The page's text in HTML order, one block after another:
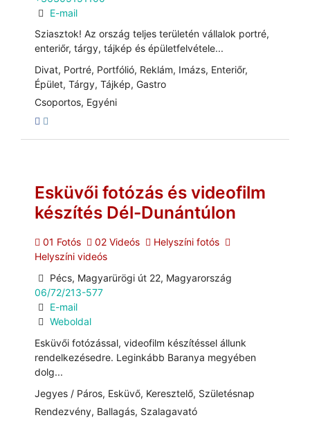
E-mail
Sziasztok! Az ország teljes területén vállalok portré,
enteriőr, tárgy, tájkép és épületfelvétele...
Divat, Portré, Portfólió, Reklám, Imázs, Enteriőr,
Épület, Tárgy, Tájkép, Gastro
Csoportos, Egyéni
Esküvői fotózás és videofilm
készítés Dél-Dunántúlon
01 Fotós 02 Videós
Helyszíni fotós
Helyszíni videós
Pécs, Magyarürögi út 22, Magyarország
06/72/213-577
E-mail
Weboldal
Esküvői fotózással, videofilm készítéssel állunk
rendelkezésedre. Leginkább Baranya megyében
dolg...
Jegyes / Páros, Esküvő, Keresztelő, Születésnap
Rendezvény, Ballagás, Szalagavató